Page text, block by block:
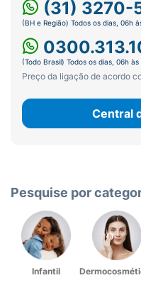
(31) 3270-
(BH e Região) Todos os dias, 06h
(Todo Brasil) Todos os dias, 06h às
Preço da ligação de acordo
Central
Pesquise por
Infantil